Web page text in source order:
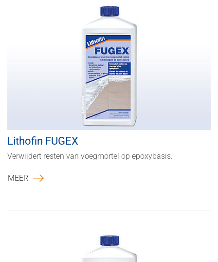
Lithofin FUGEX
Verwijdert resten van voegmortel op epoxybasis.
MEER